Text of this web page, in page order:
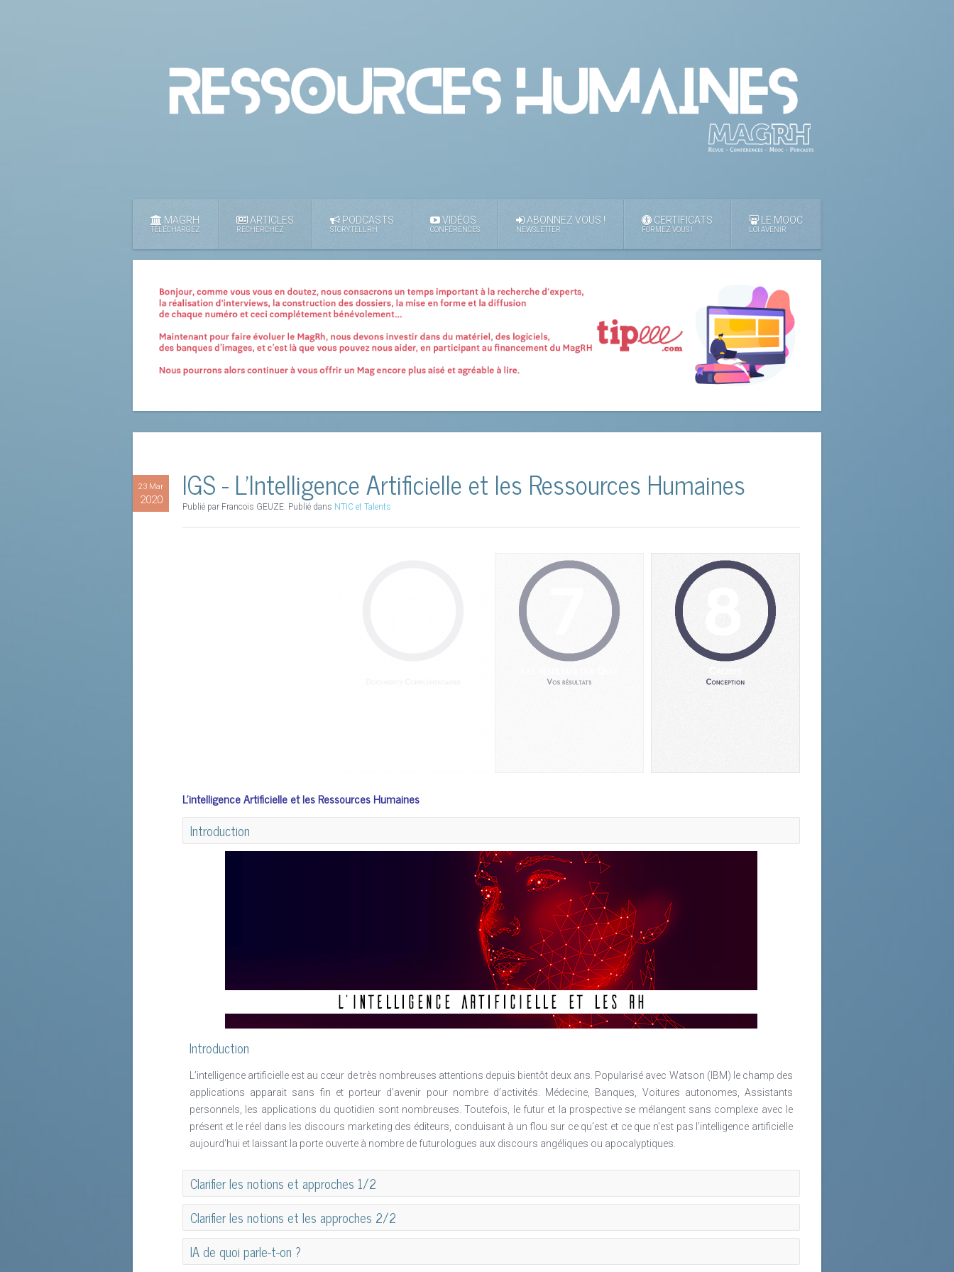
MAGRH
TÉLÉCHARGEZ
ARTICLES
RECHERCHEZ
PODCASTS
STORYTELLRH
VIDÉOS
CONFÉRENCES
ABONNEZ VOUS !
NEWSLETTER
CERTIFICATS
FORMEZ VOUS !
LE MOOC
LOI AVENIR
23 Mar
2020 IGS - L'Intelligence Artificielle et les Ressources Humaines
Publié par Francois GEUZE. Publié dans NTIC et Talents
L'intelligence Artificielle et les Ressources Humaines
Introduction
Introduction
L’intelligence artificielle est au cœur de très nombreuses attentions depuis bientôt deux ans. Popularisé avec Watson (IBM) le champ des
applications apparait sans fin et porteur d’avenir pour nombre d’activités. Médecine, Banques, Voitures autonomes, Assistants
personnels, les applications du quotidien sont nombreuses. Toutefois, le futur et la prospective se mélangent sans complexe avec le
présent et le réel dans les discours marketing des éditeurs, conduisant à un flou sur ce qu’est et ce que n’est pas l’intelligence artificielle
aujourd’hui et laissant la porte ouverte à nombre de futurologues aux discours angéliques ou apocalyptiques.
Clarifier les notions et approches 1/2
Clarifier les notions et les approches 2/2
IA de quoi parle-t-on ?